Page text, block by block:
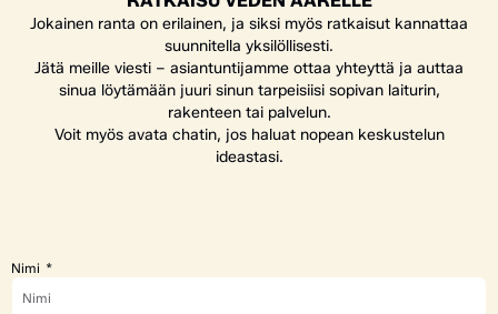
Jokainen ranta on erilainen, ja siksi myös ratkaisut kannattaa
suunnitella yksilöllisesti.
Jätä meille viesti – asiantuntijamme ottaa yhteyttä ja auttaa
sinua löytämään juuri sinun tarpeisiisi sopivan laiturin,
rakenteen tai palvelun.
Voit myös avata chatin, jos haluat nopean keskustelun
ideastasi.
Nimi